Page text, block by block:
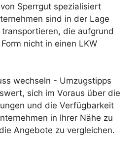
Sperrgut spezialisiert
sind in der Lage
die aufgrund
nicht in einen LKW
sich im Voraus über die
und die Verfügbarkeit
in Ihrer Nähe zu
Angebote zu vergleichen.